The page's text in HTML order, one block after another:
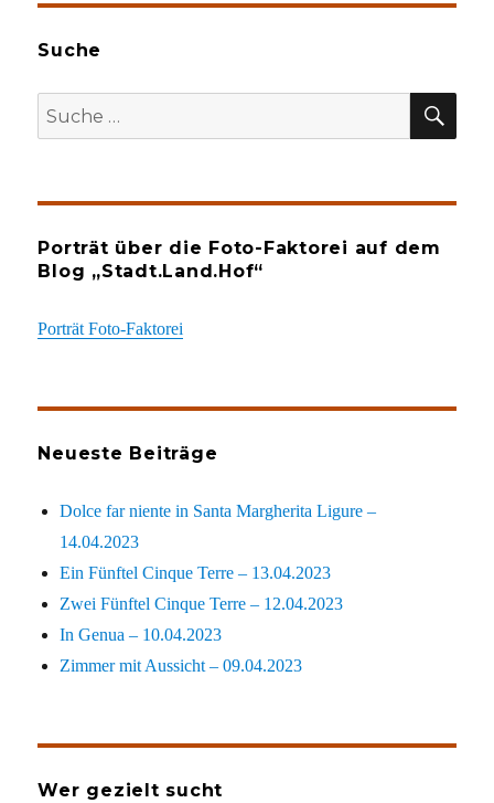
Suche
Suche
nach:
Porträt über die Foto-Faktorei auf dem
Blog „Stadt.Land.Hof“
Porträt Foto-Faktorei
Neueste Beiträge
Dolce far niente in Santa Margherita Ligure –
14.04.2023
Ein Fünftel Cinque Terre – 13.04.2023
Zwei Fünftel Cinque Terre – 12.04.2023
In Genua – 10.04.2023
Zimmer mit Aussicht – 09.04.2023
Wer gezielt sucht